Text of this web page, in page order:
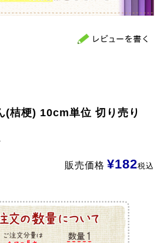
(桔梗) 10cm単位 切り売り
販売価格 ¥182税込